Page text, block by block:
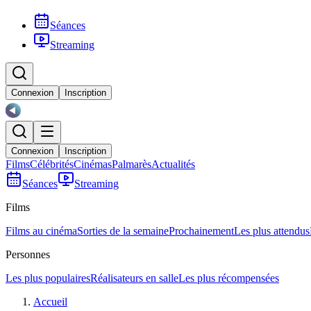
Séances
Streaming
Connexion Inscription
Connexion Inscription
FilmsCélébritésCinémasPalmarèsActualités
Séances
Streaming
Films
Films au cinémaSorties de la semaineProchainementLes plus attendus
Personnes
Les plus populairesRéalisateurs en salleLes plus récompensées
Accueil